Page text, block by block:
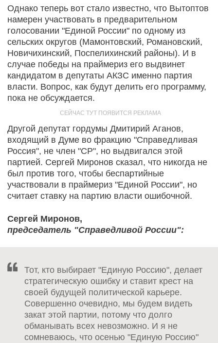
Однако теперь вот стало известно, что Вытоптов
намерен участвовать в предварительном
голосовании "Единой России" по одному из
сельских округов (Мамонтовский, Романовский,
Новичихинский, Поспелихинский районы). И в
случае победы на праймериз его выдвинет
кандидатом в депутаты АКЗС именно партия
власти. Вопрос, как будут делить его программу,
пока не обсуждается.
Другой депутат гордумы Дмитирий Аганов,
входящий в Думе во фракцию "Справедливая
Россия", не член "СР", но выдвигался этой
партией. Сергей Миронов сказал, что никогда не
был против того, чтобы беспартийные
участвовали в праймериз "Единой России", но
считает ставку на партию власти ошибочной.
Сергей Миронов,
председатель "Справедливой России":
Тот, кто выбирает "Единую Россию", делает
стратегическую ошибку и ставит крест на
своей будущей политической карьере.
Совершенно очевидно, мы будем видеть
закат этой партии, потому что долго
обманывать всех невозможно. И я не
сомневаюсь, что осенью "Единую Россию"